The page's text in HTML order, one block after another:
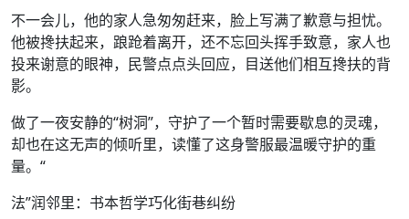
不一会儿，他的家人急匆匆赶来，脸上写满了歉意与担忧。
他被搀扶起来，踉跄着离开，还不忘回头挥手致意，家人也
投来谢意的眼神，民警点点头回应，目送他们相互搀扶的背
影。
做了一夜安静的“树洞”，守护了一个暂时需要歇息的灵魂，
却也在这无声的倾听里，读懂了这身警服最温暖守护的重
量。“
法”润邻里：书本哲学巧化街巷纠纷